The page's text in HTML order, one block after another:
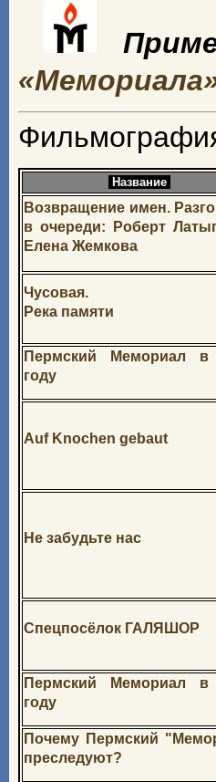
Название
Возвращение имен.
в очереди: Роберт
Елена Жемкова
Чусовая.
Река памяти
Пермский Мемориал в
году
Auf Knochen gebaut
Не забудьте нас
Спецпосёлок ГАЛЯШОР
Пермский Мемориал в
году
Почему Пермский
преследуют?